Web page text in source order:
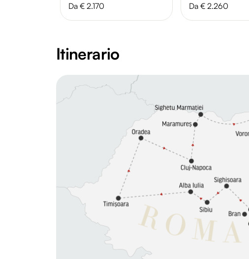
Da € 2.170
Da € 2.260
Itinerario